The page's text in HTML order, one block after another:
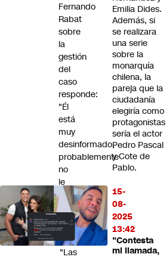
Emilia Dides.
Además, si
se realizara
una serie
sobre la
monarquía
chilena, la
pareja que la
ciudadanía
elegiría como
protagonistas
sería el actor
Pedro Pascal
y Cote de
Pablo.
15-
08-
2025
13:42
"Contesta
mi llamada,
Fernando
Rabat
sobre
la
gestión
del
caso
responde:
"Él
está
muy
desinformado,
probablemente
no
le
entregaron
toda
la
información"
"Las